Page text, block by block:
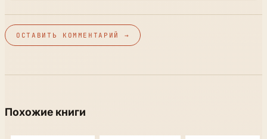
ОСТАВИТЬ КОММЕНТАРИЙ →
Похожие книги